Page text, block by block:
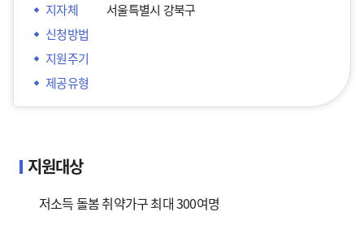
지자체
서울특별시 강북구
신청방법
지원주기
제공유형
지원대상
저소득 돌봄 취약가구 최대 300여명